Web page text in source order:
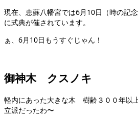
現在、恵蘇八幡宮では6月10日（時の記
に式典が催されています。
ぁ、6月10日もうすぐじゃん！
御神木 クスノキ
軽内にあった大きな木 樹齢３００年以
立派だったわ〜